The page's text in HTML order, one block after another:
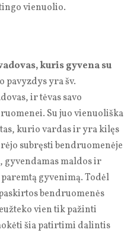
vienuolio.
kuris gyvena su
pavyzdys yra šv.
ir tėvas savo
Su juo vienuoliška
kurio vardas ir yra kilęs
subręsti bendruomenėje
maldos ir
gyvenimą. Todėl
bendruomenės
vien tik pažinti
šia patirtimi dalintis